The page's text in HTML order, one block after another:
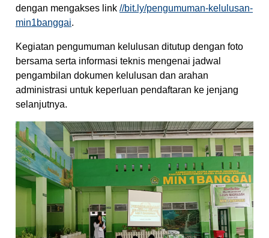
dengan mengakses link //bit.ly/pengumuman-kelulusan-
min1banggai.
Kegiatan pengumuman kelulusan ditutup dengan foto
bersama serta informasi teknis mengenai jadwal
pengambilan dokumen kelulusan dan arahan
administrasi untuk keperluan pendaftaran ke jenjang
selanjutnya.